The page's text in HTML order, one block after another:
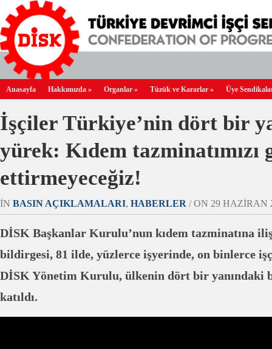
Anasayfa Hakkımızda » Organlar » Tüzük ve Kararlar » Üye
İşçiler Türkiye’nin dört bir
yürek: Kıdem tazminatımızı
ettirmeyeceğiz!
IN BASIN AÇIKLAMALARI, HABERLER / ON 29 HAZIRAN
DİSK Başkanlar Kurulu’nun kıdem tazminatına
bildirgesi, 81 ilde, yüzlerce işyerinde, on binlerce
DİSK Yönetim Kurulu, ülkenin dört bir yanındaki
katıldı.